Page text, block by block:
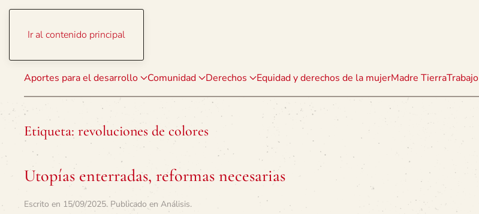
Ir al contenido principal
Aportes para el desarrollo Comunidad Derechos Equidad y derechos de la mujerMadre TierraTrabajo
Etiqueta: revoluciones de colores
Utopías enterradas, reformas necesarias
Escrito en 15/09/2025. Publicado en Análisis.